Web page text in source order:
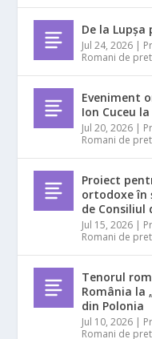
De la
Jul 24, 2026 |
Romani de
Eveniment
Ion Cuceu
Jul 20, 2026 |
Romani de
Proiect
ortodoxe în
de Consiliul
Jul 15, 2026 |
Romani de
Tenorul
România la
din Polonia
Jul 10, 2026 |
Romani de